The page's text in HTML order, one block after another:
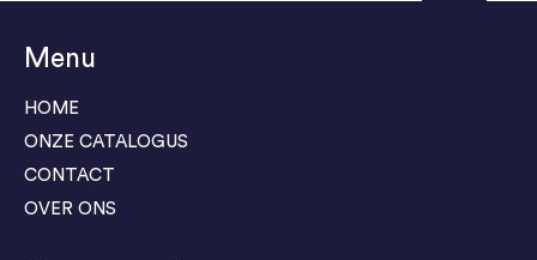
Menu
HOME
ONZE CATALOGUS
CONTACT
OVER ONS